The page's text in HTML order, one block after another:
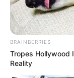
BRAINBERRIES
Tropes Hollywood
Reality